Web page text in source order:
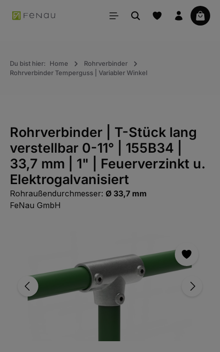
springen
Du bist hier: Home
Rohrverbinder
Rohrverbinder Temperguss | Variabler Winkel
Rohrverbinder | T-Stück lang
verstellbar 0-11° | 155B34 |
33,7 mm | 1" | Feuerverzinkt u.
Elektrogalvanisiert
Rohraußendurchmesser: Ø 33,7 mm
FeNau GmbH